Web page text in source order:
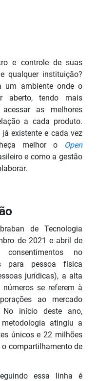
e controle de suas
qualquer instituição?
um ambiente onde o
aberto, tendo mais
as melhores
a cada produto.
existente e cada vez
melhor o
Open
e como a gestão
de Tecnologia
de 2021 e abril de
no
para pessoa física
jurídicas), a alta
se referem à
ao mercado
início deste ano,
atingiu a
únicos e 22 milhões
compartilhamento de
essa linha é